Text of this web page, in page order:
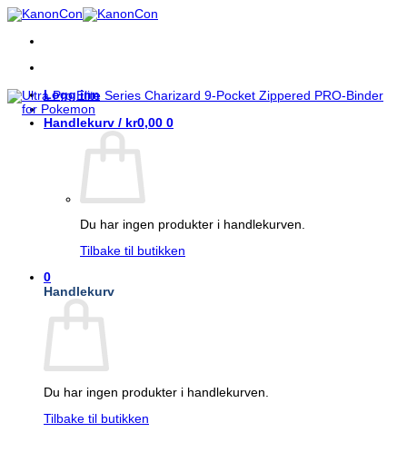
Skip
content
Logg inn
Handlekurv / kr0,00 0
Du har ingen produkter i handlekurven.
Tilbake til butikken
0
Handlekurv
Du har ingen produkter i handlekurven.
Tilbake til butikken